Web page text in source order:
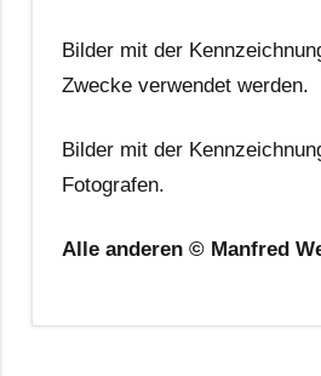
Bilder mit der
Zwecke verwendet werden.
Bilder mit der
Fotografen.
Alle anderen © Manfred